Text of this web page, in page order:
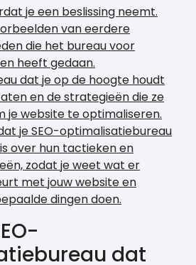
je een beslissing neemt.
van eerdere
die het bureau voor
heeft gedaan.
dat je op de hoogte houdt
en de strategieën die ze
je website te optimaliseren.
je SEO-optimalisatiebureau
over hun tactieken en
zodat je weet wat er
met jouw website en
dingen doen.
dat